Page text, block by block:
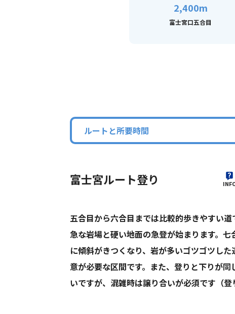
2,400m
富士宮口五合目
ルートと所要時間
富士宮ルート登り
五合目から六合目までは比較的歩きやすい
急な岩場と硬い地面の急登が始まります。七
に傾斜がきつくなり、岩が多いゴツゴツし
意が必要な区間です。また、登りと下りが
いですが、混雑時は譲り合いが必須です（登